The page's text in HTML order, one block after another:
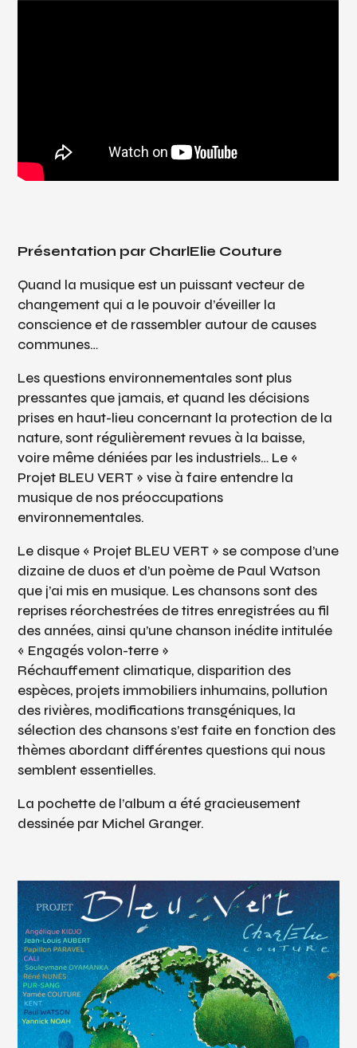
Présentation par CharlElie Couture
Quand la musique est un puissant vecteur de
changement qui a le pouvoir d’éveiller la
conscience et de rassembler autour de causes
communes…
Les questions environnementales sont plus
pressantes que jamais, et quand les décisions
prises en haut-lieu concernant la protection de la
nature, sont régulièrement revues à la baisse,
voire même déniées par les industriels… Le «
Projet BLEU VERT » vise à faire entendre la
musique de nos préoccupations
environnementales.
Le disque « Projet BLEU VERT » se compose d’une
dizaine de duos et d’un poème de Paul Watson
que j’ai mis en musique. Les chansons sont des
reprises réorchestrées de titres enregistrées au fil
des années, ainsi qu’une chanson inédite intitulée
« Engagés volon-terre »
Réchauffement climatique, disparition des
espèces, projets immobiliers inhumains, pollution
des rivières, modifications transgéniques, la
sélection des chansons s’est faite en fonction des
thèmes abordant différentes questions qui nous
semblent essentielles.
La pochette de l’album a été gracieusement
dessinée par Michel Granger.